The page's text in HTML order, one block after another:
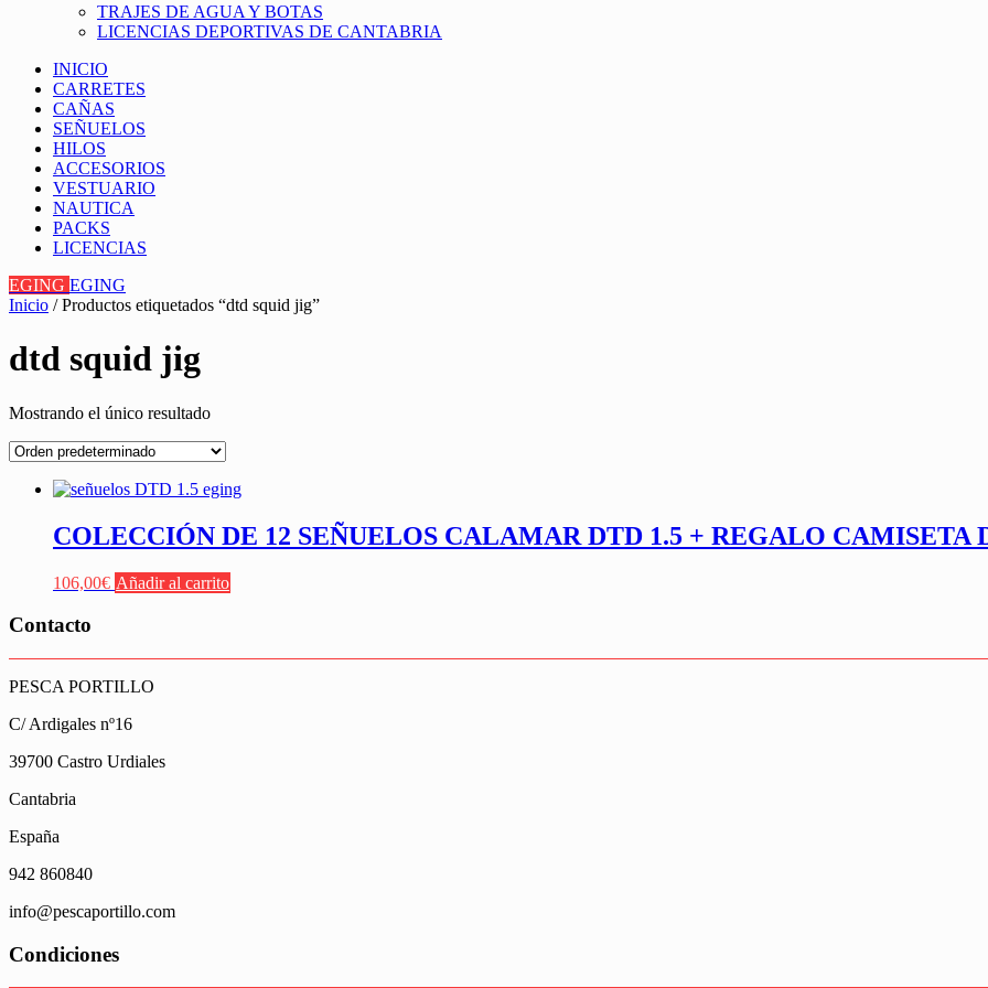
TRAJES DE AGUA Y BOTAS
LICENCIAS DEPORTIVAS DE CANTABRIA
INICIO
CARRETES
CAÑAS
SEÑUELOS
HILOS
ACCESORIOS
VESTUARIO
NAUTICA
PACKS
LICENCIAS
EGING EGING
Inicio / Productos etiquetados “dtd squid jig”
dtd squid jig
Mostrando el único resultado
COLECCIÓN DE 12 SEÑUELOS CALAMAR DTD 1.5 + REGALO CAMISETA
106,00€ Añadir al carrito
Contacto
PESCA PORTILLO
C/ Ardigales nº16
39700 Castro Urdiales
Cantabria
España
942 860840
info@pescaportillo.com
Condiciones